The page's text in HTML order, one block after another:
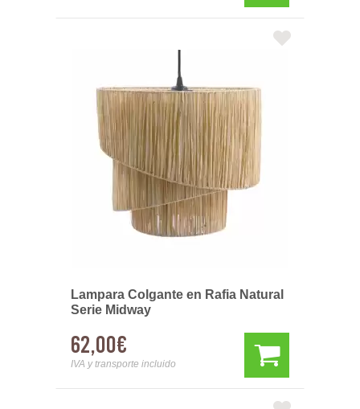
Lampara Colgante en Rafia Natural
Serie Midway
62,00€
IVA y transporte incluido